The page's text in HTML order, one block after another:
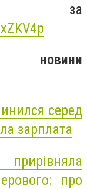
за
новини
серед
зарплата
про